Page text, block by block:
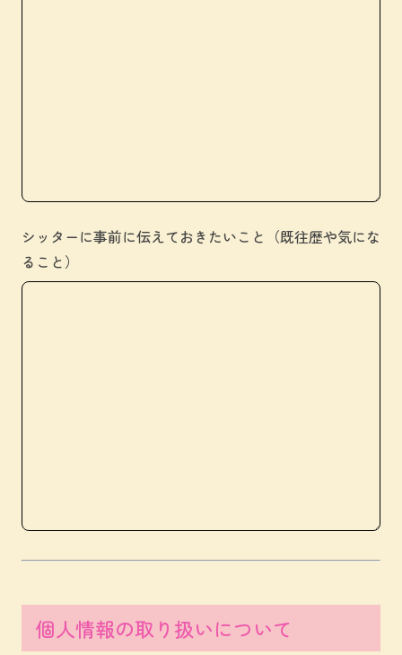
シッターに事前に伝えておきたいこと（既往歴や気にな
ること）
個人情報の取り扱いについて